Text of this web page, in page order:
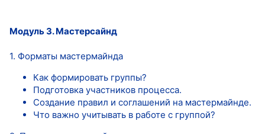
Модуль 3. Мастерсайнд
1. Форматы мастермайнда
Как формировать группы?
Подготовка участников процесса.
Создание правил и соглашений на мастермайнде.
Что важно учитывать в работе с группой?